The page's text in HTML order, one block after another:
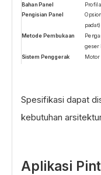
Bahan Panel Profil
Pengisian Panel
padat)
Metode Pembukaan
geser
Sistem Penggerak
Motor
Spesifikasi dapat
kebutuhan
Aplikasi